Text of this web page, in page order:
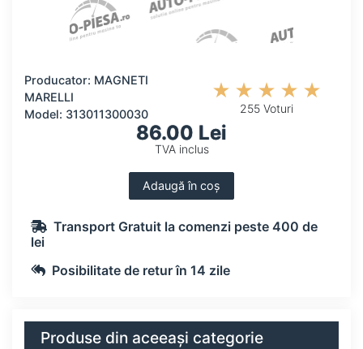
Producator: MAGNETI
MARELLI
Model: 313011300030
255 Voturi
86.00 Lei
TVA inclus
Adaugă în coș
Transport Gratuit la comenzi peste 400 de
lei
Posibilitate de retur în 14 zile
Produse din aceeași categorie